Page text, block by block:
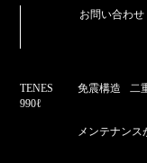
お問い合わせ
TENES
990ℓ
免震構造 二
メンテナンス